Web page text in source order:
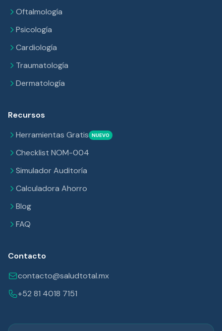
Oftalmología
Psicología
Cardiología
Traumatología
Dermatología
Recursos
Herramientas Gratis NUEVO
Checklist NOM-004
Simulador Auditoría
Calculadora Ahorro
Blog
FAQ
Contacto
contacto@saludtotal.mx
+52 81 4018 7151